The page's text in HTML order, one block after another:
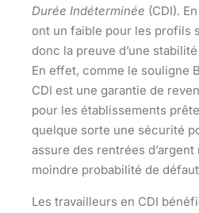
Durée Indéterminée (CDI).
ont un faible pour les profils
donc la preuve d’une
En effet, comme le souligne
CDI est une garantie de
pour les établissements
quelque sorte une sécurité
assure des rentrées
moindre probabilité de
Les travailleurs en CDI